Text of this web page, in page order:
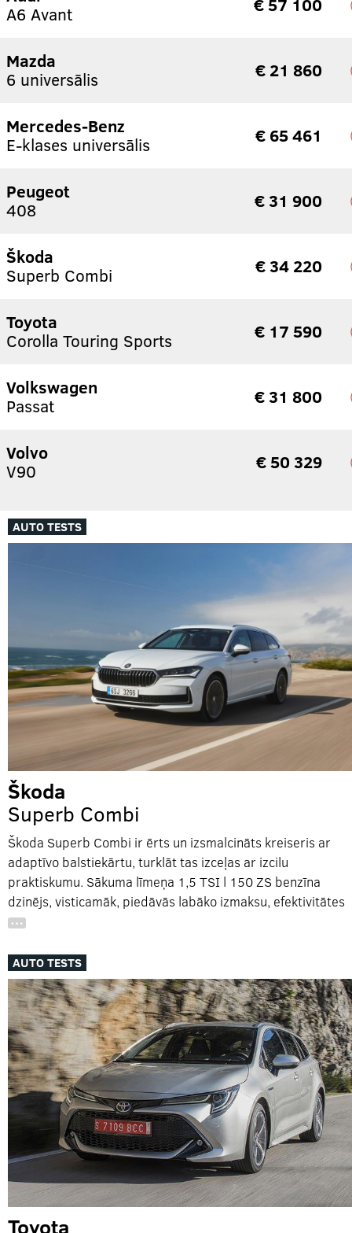
A6 Avant
Mazda
6 universālis
€ 21 860
Mercedes-Benz
E-klases universālis
€ 65 461
Peugeot
408
€ 31 900
Škoda
Superb Combi
€ 34 220
Toyota
Corolla Touring Sports
€ 17 590
Volkswagen
Passat
€ 31 800
Volvo
V90
€ 50 329
AUTO TESTS
Škoda
Superb Combi
Škoda Superb Combi ir ērts un izsmalcināts kreiseris ar
adaptīvo balstiekārtu, turklāt tas izceļas ar izcilu
praktiskumu. Sākuma līmeņa 1,5 TSI l 150 ZS benzīna
dzinējs, visticamāk, piedāvās labāko izmaksu, efektivitātes
…
AUTO TESTS
Toyota